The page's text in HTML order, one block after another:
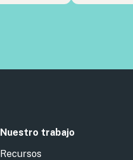
Nuestro trabajo
Recursos